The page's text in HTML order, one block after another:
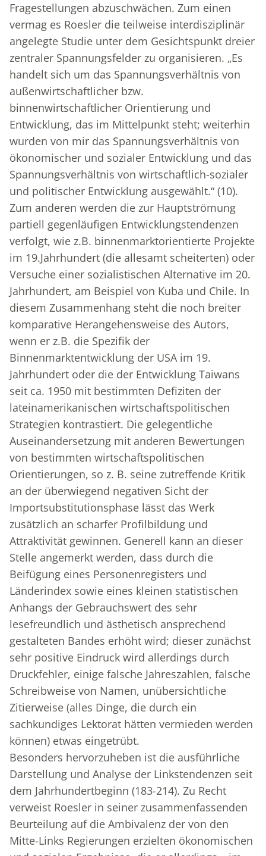
Fragestellungen abzuschwächen. Zum einen
vermag es Roesler die teilweise interdisziplinär
angelegte Studie unter dem Gesichtspunkt dreier
zentraler Spannungsfelder zu organisieren. „Es
handelt sich um das Spannungsverhältnis von
außenwirtschaftlicher bzw.
binnenwirtschaftlicher Orientierung und
Entwicklung, das im Mittelpunkt steht; weiterhin
wurden von mir das Spannungsverhältnis von
ökonomischer und sozialer Entwicklung und das
Spannungsverhältnis von wirtschaftlich-sozialer
und politischer Entwicklung ausgewählt.“ (10).
Zum anderen werden die zur Hauptströmung
partiell gegenläufigen Entwicklungstendenzen
verfolgt, wie z.B. binnenmarktorientierte Projekte
im 19.Jahrhundert (die allesamt scheiterten) oder
Versuche einer sozialistischen Alternative im 20.
Jahrhundert, am Beispiel von Kuba und Chile. In
diesem Zusammenhang steht die noch breiter
komparative Herangehensweise des Autors,
wenn er z.B. die Spezifik der
Binnenmarktentwicklung der USA im 19.
Jahrhundert oder die der Entwicklung Taiwans
seit ca. 1950 mit bestimmten Defiziten der
lateinamerikanischen wirtschaftspolitischen
Strategien kontrastiert. Die gelegentliche
Auseinandersetzung mit anderen Bewertungen
von bestimmten wirtschaftspolitischen
Orientierungen, so z. B. seine zutreffende Kritik
an der überwiegend negativen Sicht der
Importsubstitutionsphase lässt das Werk
zusätzlich an scharfer Profilbildung und
Attraktivität gewinnen. Generell kann an dieser
Stelle angemerkt werden, dass durch die
Beifügung eines Personenregisters und
Länderindex sowie eines kleinen statistischen
Anhangs der Gebrauchswert des sehr
lesefreundlich und ästhetisch ansprechend
gestalteten Bandes erhöht wird; dieser zunächst
sehr positive Eindruck wird allerdings durch
Druckfehler, einige falsche Jahreszahlen, falsche
Schreibweise von Namen, unübersichtliche
Zitierweise (alles Dinge, die durch ein
sachkundiges Lektorat hätten vermieden werden
können) etwas eingetrübt.
Besonders hervorzuheben ist die ausführliche
Darstellung und Analyse der Linkstendenzen seit
dem Jahrhundertbeginn (183-214). Zu Recht
verweist Roesler in seiner zusammenfassenden
Beurteilung auf die Ambivalenz der von den
Mitte-Links Regierungen erzielten ökonomischen